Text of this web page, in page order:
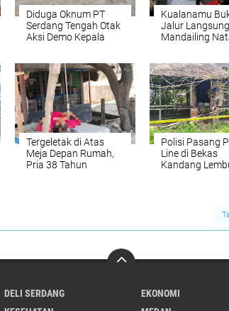
Diduga Oknum PT
Serdang Tengah Otak
Aksi Demo Kepala
Kualanamu
Jalur
Mandailing
Ekonomi
Tergeletak di Atas
Meja Depan Rumah,
Pria 38 Tahun
Polisi Pasang
Line di Bekas
Kandang
DELI SERDANG
EKONOMI